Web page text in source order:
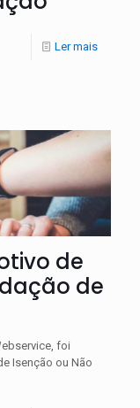
Ler mais
de
de
foi
Isenção ou Não